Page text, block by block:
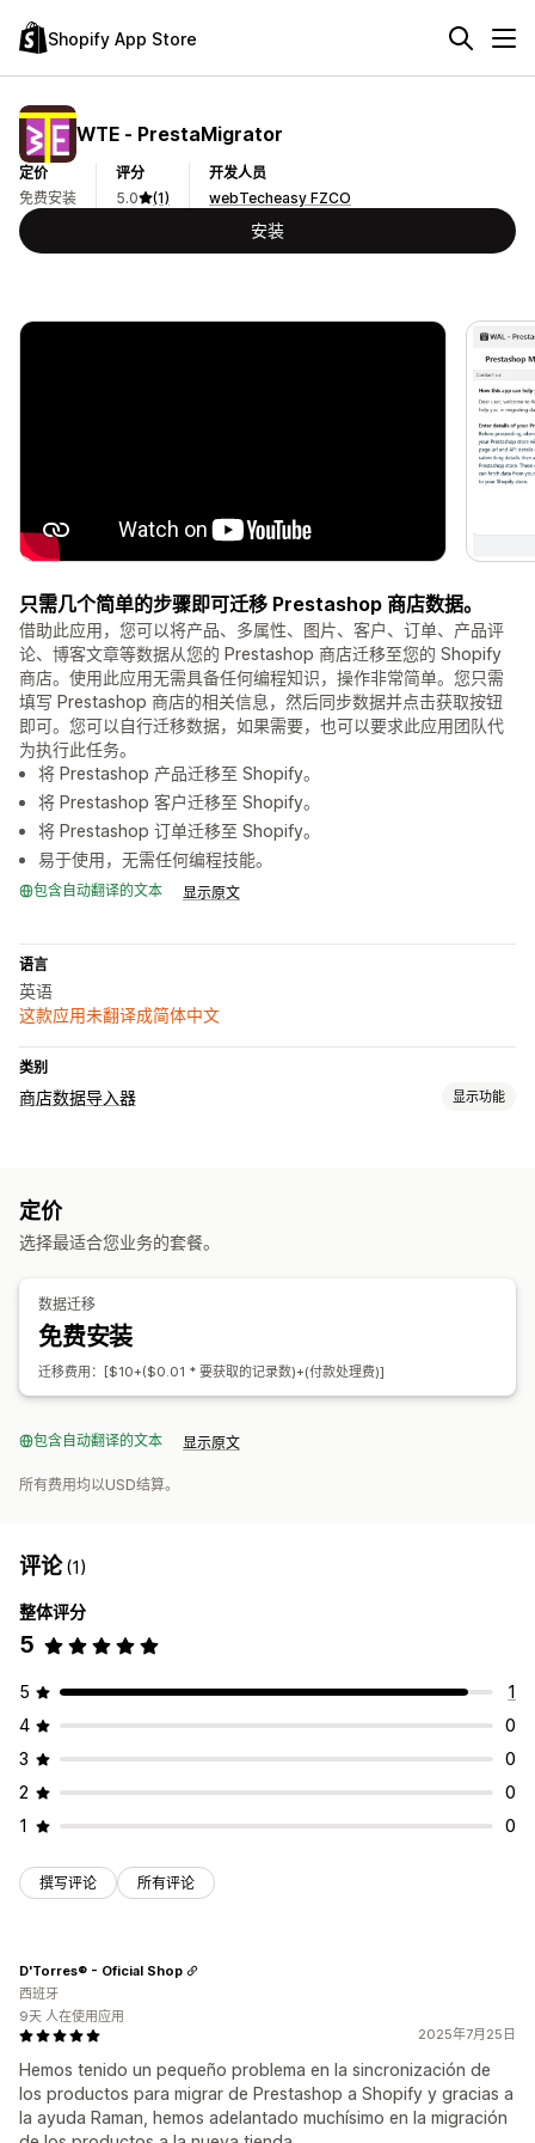
Shopify App Store
WTE ‑ PrestaMigrator
定价
免费安装
评分
5.0
(1)
开发人员
webTecheasy FZCO
安装
只需几个简单的步骤即可迁移 Prestashop 商店数据。
借助此应用，您可以将产品、多属性、图片、客户、订单、产品评
论、博客文章等数据从您的 Prestashop 商店迁移至您的 Shopify
商店。使用此应用无需具备任何编程知识，操作非常简单。您只需
填写 Prestashop 商店的相关信息，然后同步数据并点击获取按钮
即可。您可以自行迁移数据，如果需要，也可以要求此应用团队代
为执行此任务。
将 Prestashop 产品迁移至 Shopify。
将 Prestashop 客户迁移至 Shopify。
将 Prestashop 订单迁移至 Shopify。
易于使用，无需任何编程技能。
包含自动翻译的文本 显示原文
语言
英语
这款应用未翻译成简体中文
类别
商店数据导入器 显示功能
定价
选择最适合您业务的套餐。
数据迁移
免费安装
迁移费用：[$10+($0.01 * 要获取的记录数)+(付款处理费)]
包含自动翻译的文本 显示原文
所有费用均以USD结算。
评论(1)
整体评分
5
5
1
4
0
3
0
2
0
1
0
撰写评论 所有评论
2025年7月25日
Hemos tenido un pequeño problema en la sincronización de
los productos para migrar de Prestashop a Shopify y gracias a
la ayuda Raman, hemos adelantado muchísimo en la migración
D'Torres® - Oficial Shop
西班牙
9天 人在使用应用